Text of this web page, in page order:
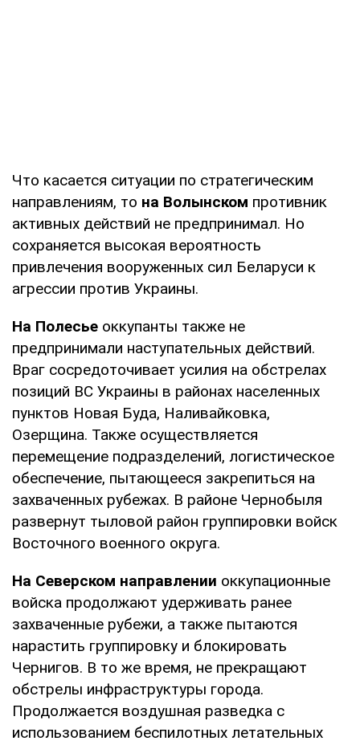
Что касается ситуации по стратегическим
направлениям, то на Волынском противник
активных действий не предпринимал. Но
сохраняется высокая вероятность
привлечения вооруженных сил Беларуси к
агрессии против Украины.
На Полесье оккупанты также не
предпринимали наступательных действий.
Враг сосредоточивает усилия на обстрелах
позиций ВС Украины в районах населенных
пунктов Новая Буда, Наливайковка,
Озерщина. Также осуществляется
перемещение подразделений, логистическое
обеспечение, пытающееся закрепиться на
захваченных рубежах. В районе Чернобыля
развернут тыловой район группировки войск
Восточного военного округа.
На Северском направлении оккупационные
войска продолжают удерживать ранее
захваченные рубежи, а также пытаются
нарастить группировку и блокировать
Чернигов. В то же время, не прекращают
обстрелы инфраструктуры города.
Продолжается воздушная разведка с
использованием беспилотных летательных